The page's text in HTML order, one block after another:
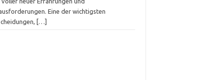
Eine der wichtigsten
[…]